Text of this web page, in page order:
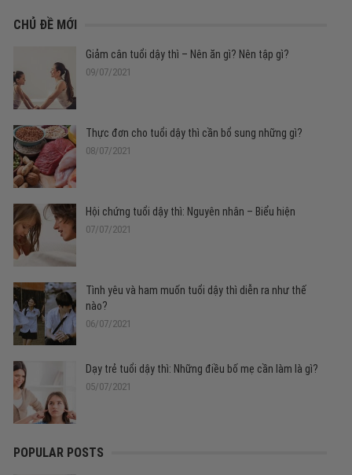
CHỦ ĐỀ MỚI
Giảm cân tuổi dậy thì – Nên ăn gì? Nên tập gì?
09/07/2021
Thực đơn cho tuổi dậy thì cần bổ sung những gì?
08/07/2021
Hội chứng tuổi dậy thì: Nguyên nhân – Biểu hiện
07/07/2021
Tình yêu và ham muốn tuổi dậy thì diễn ra như thế
nào?
06/07/2021
Dạy trẻ tuổi dậy thì: Những điều bố mẹ cần làm là gì?
05/07/2021
POPULAR POSTS